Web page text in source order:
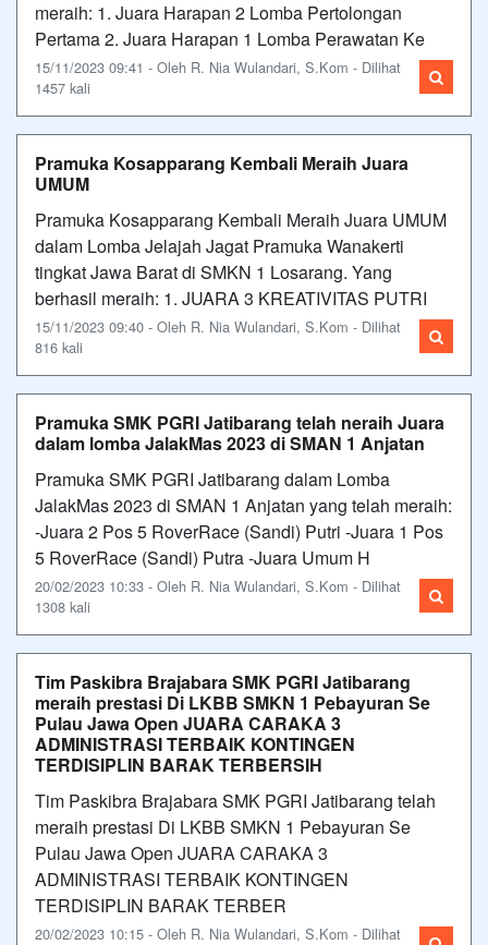
meraih: 1. Juara Harapan 2 Lomba Pertolongan
Pertama 2. Juara Harapan 1 Lomba Perawatan Ke
15/11/2023 09:41 - Oleh R. Nia Wulandari, S.Kom - Dilihat
1457 kali
Pramuka Kosapparang Kembali Meraih Juara
UMUM
Pramuka Kosapparang Kembali Meraih Juara UMUM
dalam Lomba Jelajah Jagat Pramuka Wanakerti
tingkat Jawa Barat di SMKN 1 Losarang. Yang
berhasil meraih: 1. JUARA 3 KREATIVITAS PUTRI
15/11/2023 09:40 - Oleh R. Nia Wulandari, S.Kom - Dilihat
816 kali
Pramuka SMK PGRI Jatibarang telah neraih Juara
dalam lomba JalakMas 2023 di SMAN 1 Anjatan
Pramuka SMK PGRI Jatibarang dalam Lomba
JalakMas 2023 di SMAN 1 Anjatan yang telah meraih:
-Juara 2 Pos 5 RoverRace (Sandi) Putri -Juara 1 Pos
5 RoverRace (Sandi) Putra -Juara Umum H
20/02/2023 10:33 - Oleh R. Nia Wulandari, S.Kom - Dilihat
1308 kali
Tim Paskibra Brajabara SMK PGRI Jatibarang
meraih prestasi Di LKBB SMKN 1 Pebayuran Se
Pulau Jawa Open JUARA CARAKA 3
ADMINISTRASI TERBAIK KONTINGEN
TERDISIPLIN BARAK TERBERSIH
Tim Paskibra Brajabara SMK PGRI Jatibarang telah
meraih prestasi Di LKBB SMKN 1 Pebayuran Se
Pulau Jawa Open JUARA CARAKA 3
ADMINISTRASI TERBAIK KONTINGEN
TERDISIPLIN BARAK TERBER
20/02/2023 10:15 - Oleh R. Nia Wulandari, S.Kom - Dilihat